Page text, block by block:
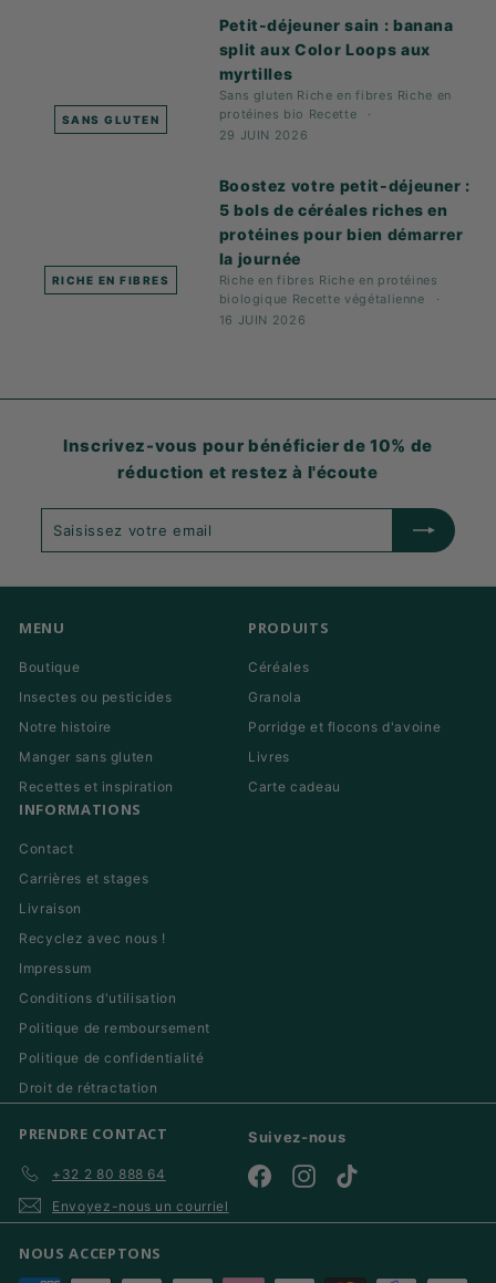
SANS GLUTEN
Petit-déjeuner sain : banana
split aux Color Loops aux
myrtilles
Sans gluten Riche en fibres Riche en
protéines bio Recette
29 JUIN 2026
RICHE EN FIBRES
Boostez votre petit-déjeuner :
5 bols de céréales riches en
protéines pour bien démarrer
la journée
Riche en fibres Riche en protéines
biologique Recette végétalienne
16 JUIN 2026
Inscrivez-vous pour bénéficier de 10% de
réduction et restez à l'écoute
MENU
Boutique
Insectes ou pesticides
Notre histoire
Manger sans gluten
Recettes et inspiration
PRODUITS
Céréales
Granola
Porridge et flocons d'avoine
Livres
Carte cadeau
INFORMATIONS
Contact
Carrières et stages
Livraison
Recyclez avec nous !
Impressum
Conditions d'utilisation
Politique de remboursement
Politique de confidentialité
Droit de rétractation
PRENDRE CONTACT
+32 2 80 888 64
Envoyez-nous un courriel
Suivez-nous
FacebookInstagram
NOUS ACCEPTONS